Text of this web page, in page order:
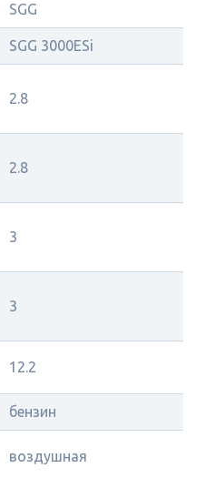
SGG
SGG 3000ESi
2.8
2.8
3
3
12.2
бензин
воздушная